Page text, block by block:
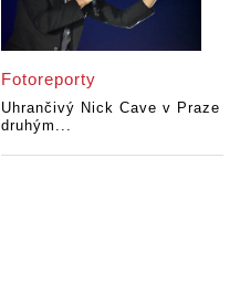
Fotoreporty
Uhrančivý Nick Cave v Praze
druhým...